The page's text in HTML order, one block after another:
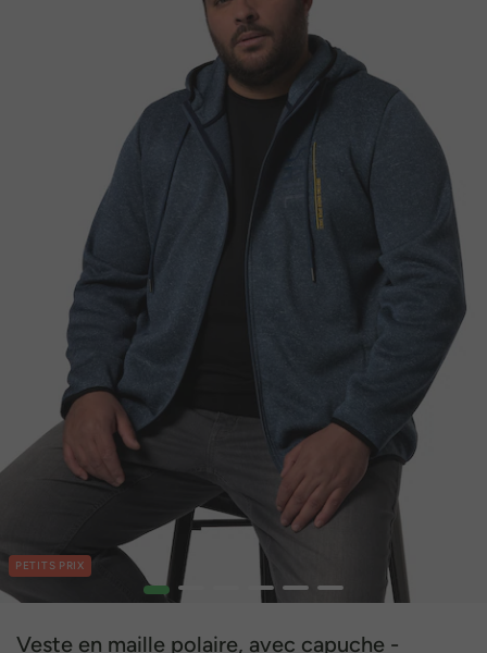
PETITS PRIX
1 4 5 6
Veste en maille polaire, avec capuche -